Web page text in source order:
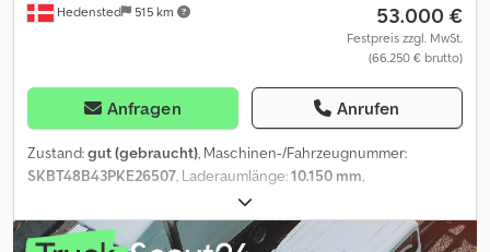
Hedensted 515 km 53.000 €
Festpreis zzgl. MwSt.
(66.250 € brutto)
Anfragen Anrufen
Zustand:gut (gebraucht), Maschinen-/Fahrzeugnummer:
SKBT48B43PKE26507, Laderaumlänge:10.150 mm,
, Laderaumhöhe:
7.200 mm, Baujahr:2024, = Weitere Optionen und Zubehör = -
Luftfederung hinten - Luftfederung vorn = Weitere Informationen